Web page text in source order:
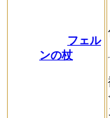
フェル
ンの杖